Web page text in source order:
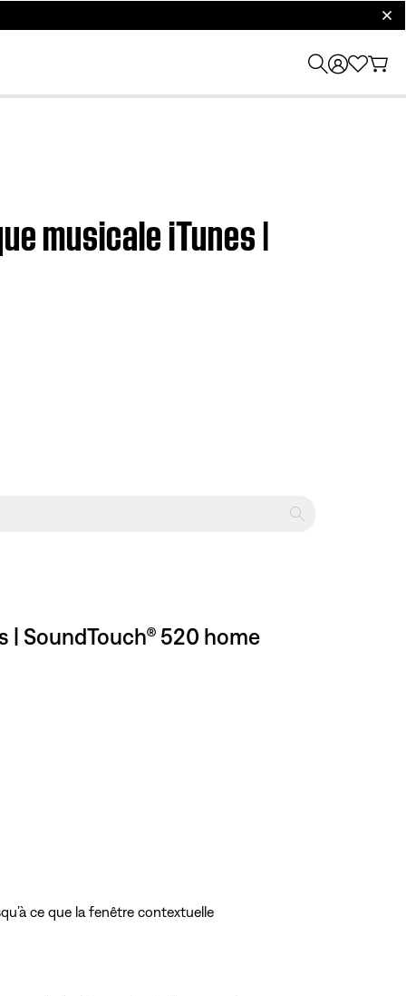
musicale iTunes |
SoundTouch® 520 home
ce que la fenêtre contextuelle